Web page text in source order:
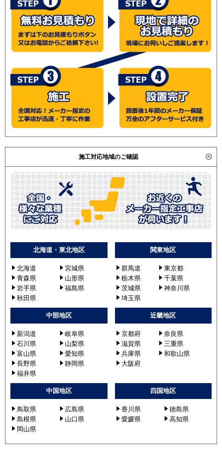
施工対応地域のご確認
北海道・東北地区
北海道
宮城県
青森県
山形県
岩手県
福島県
秋田県
関東地区
群馬道
東京都
栃木県
千葉県
茨城県
神奈川県
埼玉県
中部地区
新潟道
岐阜県
石川県
山梨県
富山県
愛知県
長野県
静岡県
福井県
近畿地区
京都府
奈良県
滋賀県
三重県
兵庫県
和歌山県
大阪府
中国地区
鳥取県
広島県
島根県
山口県
岡山県
四国地区
香川県
徳島県
愛媛県
高知県